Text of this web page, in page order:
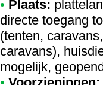
• Plaats:
directe toegang
(tenten,
caravans),
mogelijk,